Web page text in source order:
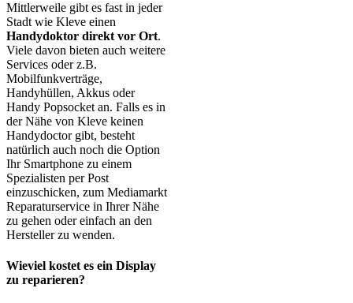
Mittlerweile gibt es fast in jeder
Stadt wie Kleve einen
Handydoktor direkt vor Ort.
Viele davon bieten auch weitere
Services oder z.B.
Mobilfunkverträge,
Handyhüllen, Akkus oder
Handy Popsocket an. Falls es in
der Nähe von Kleve keinen
Handydoctor gibt, besteht
natürlich auch noch die Option
Ihr Smartphone zu einem
Spezialisten per Post
einzuschicken, zum Mediamarkt
Reparaturservice in Ihrer Nähe
zu gehen oder einfach an den
Hersteller zu wenden.
Wieviel kostet es ein Display
zu reparieren?